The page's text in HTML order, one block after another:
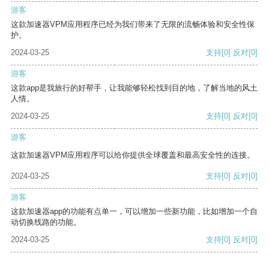
游客
这款加速器VPM应用程序已经为我们带来了无限的流畅体验和安全性保
护。
2024-03-25
支持[0] 反对[0]
游客
这款app是我旅行的好帮手，让我能够轻松找到目的地，了解当地的风土
人情。
2024-03-25
支持[0] 反对[0]
游客
这款加速器VPM应用程序可以给你提供全球覆盖和最高安全性的连接。
2024-03-25 支持[0] 反对[0]
游客
这款加速器app的功能有点单一，可以增加一些新功能，比如增加一个自
动切换线路的功能。
2024-03-25
支持[0] 反对[0]